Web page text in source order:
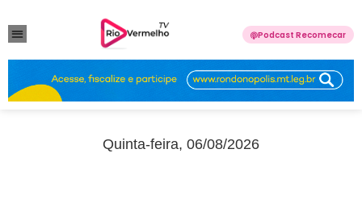
Podcast Recomecar
Quinta-feira, 06/08/2026